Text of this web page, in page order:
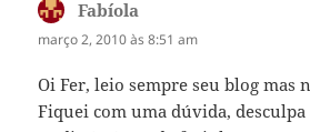
Fabíola
março 2, 2010 às 8:51 am
Oi Fer, leio sempre seu blog mas
Fiquei com uma dúvida,